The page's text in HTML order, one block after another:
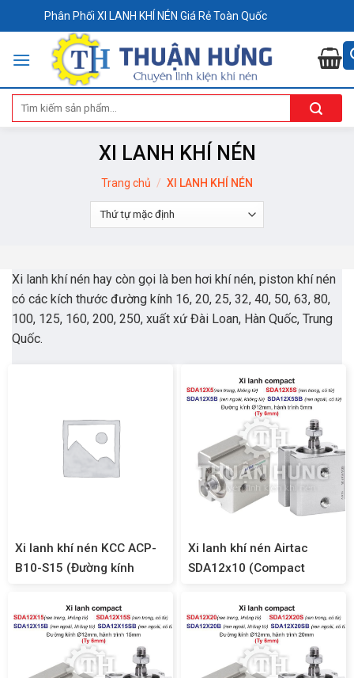
to
Phân Phối XI LANH KHÍ NÉN Giá Rẻ Toàn Quốc
Tìm
kiếm:
XI LANH KHÍ NÉN
Trang chủ / XI LANH KHÍ NÉN
Xi lanh khí nén hay còn gọi là ben hơi khí nén, piston khí nén
có các kích thước đường kính 16, 20, 25, 32, 40, 50, 63, 80,
100, 125, 160, 200, 250, xuất xứ Đài Loan, Hàn Quốc, Trung
Quốc.
Xi lanh khí nén KCC ACP-
B10-S15 (Đường kính
Xi lanh khí nén Airtac
SDA12x10 (Compact